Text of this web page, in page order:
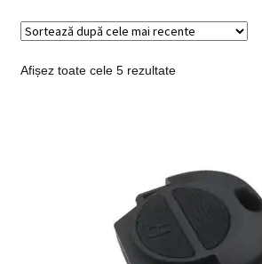
Contact
Contul meu
Intrebari si raspunsuri
Afișez toate cele 5 rezultateSortat